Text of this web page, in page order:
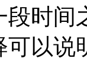
段时
可以说